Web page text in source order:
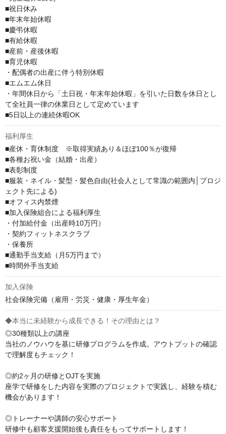
■祝日休み
■年末年始休暇
■慶弔休暇
■有給休暇
■産前・産後休暇
■育児休暇
・配偶者の出産に伴う特別休暇
■エムエム休日
・年間休日から「土日祝・年末年始休暇」を引いた日数を休日とし
て全社員一律の休業日として定めています
■5日以上の連続休暇OK
福利厚生
■産休・育休制度　※取得実績あり＆ほぼ100％が復帰
■各種お祝い金（結婚・出産）
■表彰制度
■服装・ネイル・髪型・髪色自由(社会人として常識の範囲内│プロジ
ェクト先による)
■オフィス内禁煙
■加入保険組合による福利厚生
・付加給付金（出産時10万円）
・契約フィットネスクラブ
・保養所
■通勤手当支給（月5万円まで）
■時間外手当支給
加入保険
社会保険完備（雇用・労災・健康・厚生年金）
◆本当に未経験から成長できる！その理由とは？
◎30種類以上の講座
当社のノウハウを基に研修プログラムを作成。アウトプットの確認
で理解度もチェック！
◎約2ヶ月の研修とOJTを実施
座学で研修をした内容を実際のプロジェクトで実践し、経験を積む
機会があります！
◎トレーナーや講師の安心サポート
研修中も顧客支援開始後も責任をもってサポートします！